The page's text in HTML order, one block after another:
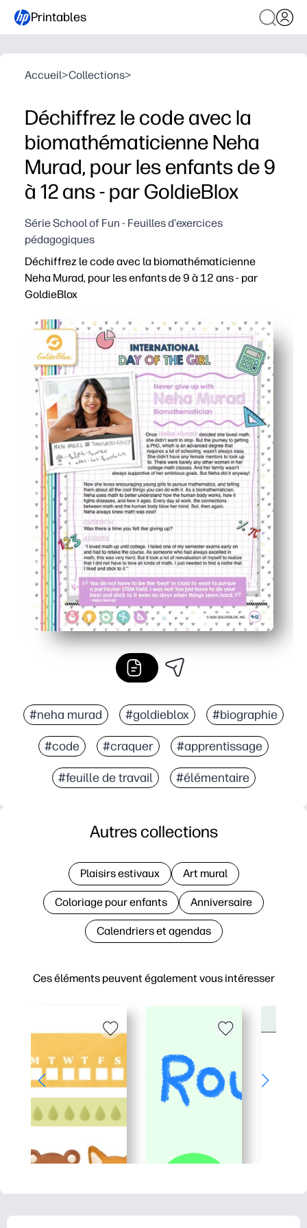
Printables
Accueil>Collections>
Déchiffrez le code avec la
biomathématicienne Neha
Murad, pour les enfants de 9
à 12 ans - par GoldieBlox
Série School of Fun - Feuilles d'exercices
pédagogiques
Déchiffrez le code avec la biomathématicienne
Neha Murad, pour les enfants de 9 à 12 ans - par
GoldieBlox
Vous n'avez qu'à imprimer et à emporter : aucune
Neha Murad donne vie au codage entre
Développe la logique, la reconnaissance des formes
Format flexible : à utiliser pour les sonneurs de
#neha murad #goldieblox #biographie
#code #craquer #apprentissage
#feuille de travail #élémentaire
Ces éléments peuvent également vous intéresser
Autres collections
Plaisirs estivaux Art mural
Coloriage pour enfants Anniversaire
Calendriers et agendas